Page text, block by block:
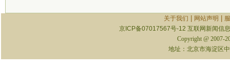
关于我们 网站声明
京ICP备07017567号-12 互联网新闻信
Copyright @ 2007-
地址：北京市海淀区